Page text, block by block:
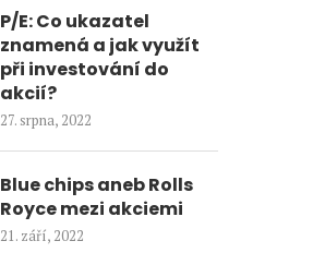
P/E: Co ukazatel
znamená a jak využít
při investování do
akcií?
27. srpna, 2022
Blue chips aneb Rolls
Royce mezi akciemi
21. září, 2022